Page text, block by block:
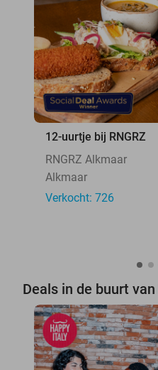
12-uurtje bij RNGRZ
RNGRZ Alkmaar
Alkmaar
Verkocht: 726
Deals in de buurt